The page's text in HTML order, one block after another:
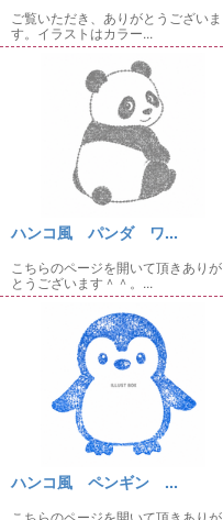
ご覧いただき、ありがとうございま
す。イラストはカラー...
ハンコ風 パンダ ワ...
こちらのページを開いて頂きありが
とうございます＾＾。...
ハンコ風 ペンギン ...
こちらのページを開いて頂きありが